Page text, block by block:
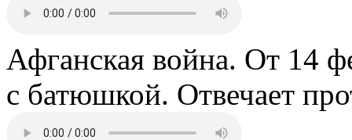
Афганская война. От 14
с батюшкой. Отвечает